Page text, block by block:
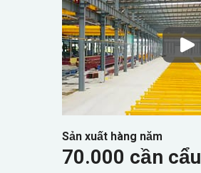
Sản xuất hàng năm
70.000 cần cẩu